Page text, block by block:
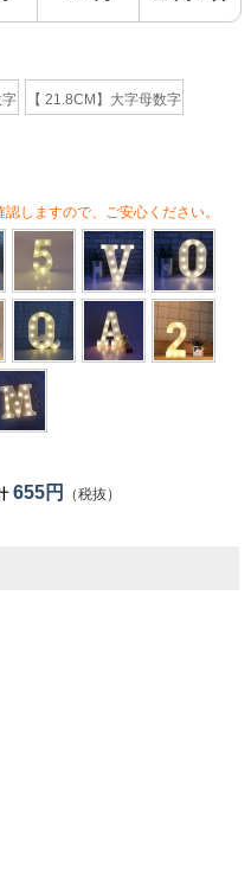
字 【 21.8CM】大字母数字
しますので、ご安心ください。
655円 （税抜）